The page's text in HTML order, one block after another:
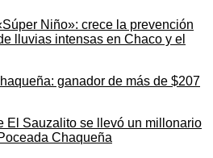
Niño»: crece la prevención
lluvias intensas en Chaco y el
El Sauzalito se llevó un millonario
Chaqueña